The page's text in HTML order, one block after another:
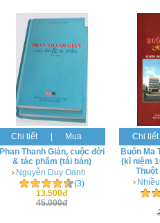
Chi tiết
Mua
Phan Thanh Giản, cuộc đời
& tác phẩm (tái bản)
Nguyễn Duy Oanh
(3)
13.500đ
45.000đ
Chi tiết
Buôn Ma
(kỉ niệm
Thuột